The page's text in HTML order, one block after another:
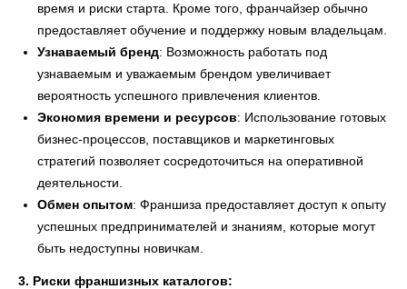
время и риски старта. Кроме того, франчайзер обычно
предоставляет обучение и поддержку новым владельцам.
Узнаваемый бренд: Возможность работать под
узнаваемым и уважаемым брендом увеличивает
вероятность успешного привлечения клиентов.
Экономия времени и ресурсов: Использование готовых
бизнес-процессов, поставщиков и маркетинговых
стратегий позволяет сосредоточиться на оперативной
деятельности.
Обмен опытом: Франшиза предоставляет доступ к опыту
успешных предпринимателей и знаниям, которые могут
быть недоступны новичкам.
3. Риски франшизных каталогов: